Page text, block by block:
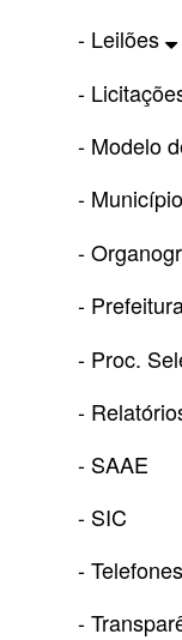
- Leilões
-
- Modelo
- Município
-
-
- Proc.
-
- SAAE
- SIC
-
-